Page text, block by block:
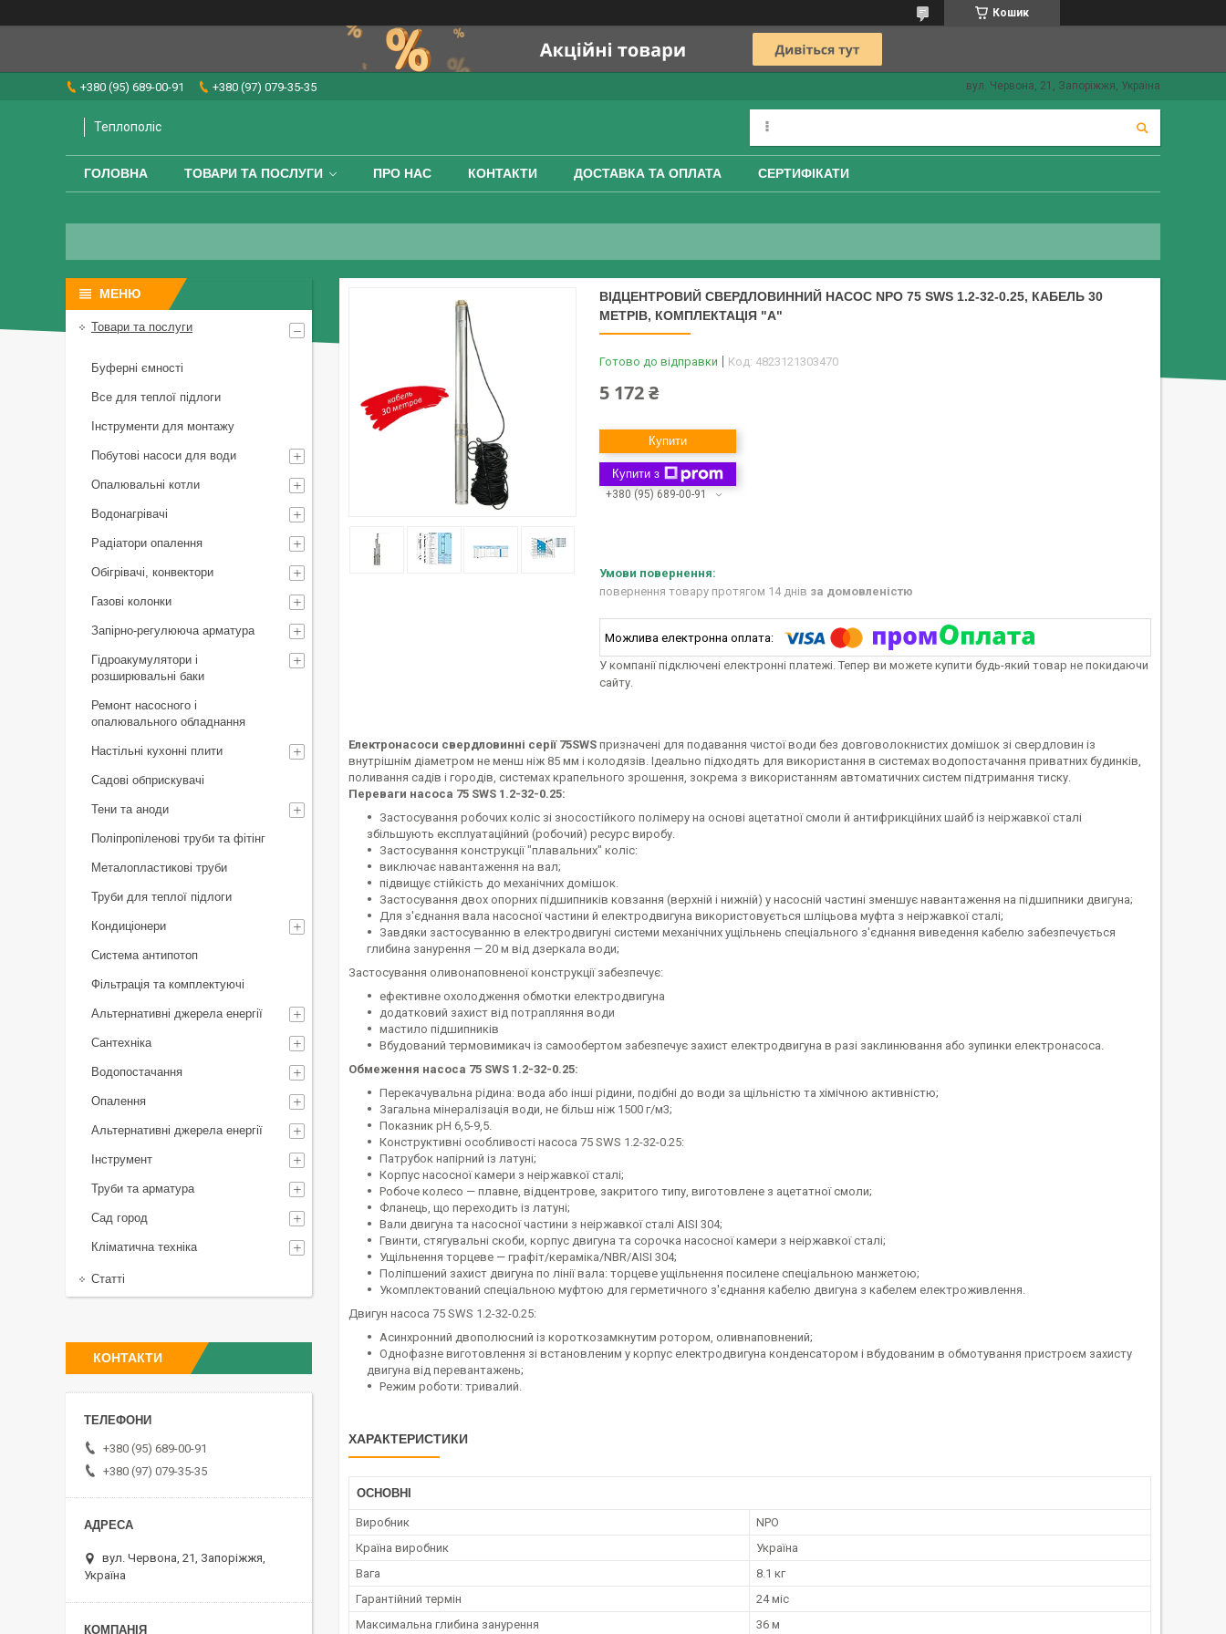
Кошик
+380 (95) 689-00-91 +380 (97) 079-35-35 вул. Червона, 21, Запоріжжя, Україна
Теплополіс
ГОЛОВНА ТОВАРИ ТА ПОСЛУГИ ПРО НАС КОНТАКТИ ДОСТАВКА ТА ОПЛАТА СЕРТИФІКАТИ
ВІДЦЕНТРОВИЙ СВЕРДЛОВИННИЙ НАСОС NPO 75 SWS 1.2-32-0.25, КАБЕЛЬ 30
МЕТРІВ, КОМПЛЕКТАЦІЯ "А"
Готово до відправки Код: 4823121303470
5 172 ₴
Купити
Купити з
+380 (95) 689-00-91
повернення товару протягом 14 днів за домовленістю
У компанії підключені електронні платежі. Тепер ви можете купити будь-який товар не покидаючи
сайту.
Електронасоси свердловинні серії 75SWS призначені для подавання чистої води без довговолокнистих домішок зі свердловин із
внутрішнім діаметром не менш ніж 85 мм і колодязів. Ідеально підходять для використання в системах водопостачання приватних будинків,
поливання садів і городів, системах крапельного зрошення, зокрема з використанням автоматичних систем підтримання тиску.
Переваги насоса 75 SWS 1.2-32-0.25:
Застосування робочих коліс зі зносостійкого полімеру на основі ацетатної смоли й антифрикційних шайб із неіржавкої сталі
збільшують експлуатаційний (робочий) ресурс виробу.
Застосування конструкції "плавальних" коліс:
виключає навантаження на вал;
підвищує стійкість до механічних домішок.
Застосування двох опорних підшипників ковзання (верхній і нижній) у насосній частині зменшує навантаження на підшипники двигуна;
Для з'єднання вала насосної частини й електродвигуна використовується шліцьова муфта з неіржавкої сталі;
Завдяки застосуванню в електродвигуні системи механічних ущільнень спеціального з'єднання виведення кабелю забезпечується
глибина занурення — 20 м від дзеркала води;
Застосування оливонаповненої конструкції забезпечує:
ефективне охолодження обмотки електродвигуна
додатковий захист від потрапляння води
мастило підшипників
Вбудований термовимикач із самообертом забезпечує захист електродвигуна в разі заклинювання або зупинки електронасоса.
Обмеження насоса 75 SWS 1.2-32-0.25:
Перекачувальна рідина: вода або інші рідини, подібні до води за щільністю та хімічною активністю;
Загальна мінералізація води, не більш ніж 1500 г/м3;
Показник pH 6,5-9,5.
Конструктивні особливості насоса 75 SWS 1.2-32-0.25:
Патрубок напірний із латуні;
Корпус насосної камери з неіржавкої сталі;
Робоче колесо — плавне, відцентрове, закритого типу, виготовлене з ацетатної смоли;
Фланець, що переходить із латуні;
Вали двигуна та насосної частини з неіржавкої сталі AISI 304;
Гвинти, стягувальні скоби, корпус двигуна та сорочка насосної камери з неіржавкої сталі;
Ущільнення торцеве — графіт/кераміка/NBR/AISI 304;
Поліпшений захист двигуна по лінії вала: торцеве ущільнення посилене спеціальною манжетою;
Укомплектований спеціальною муфтою для герметичного з'єднання кабелю двигуна з кабелем електроживлення.
Двигун насоса 75 SWS 1.2-32-0.25:
Асинхронний двополюсний із короткозамкнутим ротором, оливнаповнений;
Однофазне виготовлення зі встановленим у корпус електродвигуна конденсатором і вбудованим в обмотування пристроєм захисту
двигуна від перевантажень;
Режим роботи: тривалий.
ХАРАКТЕРИСТИКИ
ОСНОВНІ
Виробник
NPO
Країна виробник
Україна
Вага
8.1 кг
Гарантійний термін
24 міс
Максимальна глибина занурення
36 м
Товари та послуги
Буферні ємності
Все для теплої підлоги
Інструменти для монтажу
Побутові насоси для води
Опалювальні котли
Водонагрівачі
Радіатори опалення
Обігрівачі, конвектори
Газові колонки
Запірно-регулююча арматура
Гідроакумулятори і
розширювальні баки
Ремонт насосного і
опалювального обладнання
Настільні кухонні плити
Садові обприскувачі
Тени та аноди
Поліпропіленові труби та фітінг
Металопластикові труби
Труби для теплої підлоги
Кондиціонери
Система антипотоп
Фільтрація та комплектуючі
Альтернативні джерела енергії
Сантехніка
Водопостачання
Опалення
Альтернативні джерела енергії
Інструмент
Труби та арматура
Сад город
Кліматична техніка
Статті
КОНТАКТИ
+380 (95) 689-00-91
+380 (97) 079-35-35
вул. Червона, 21, Запоріжжя,
Україна